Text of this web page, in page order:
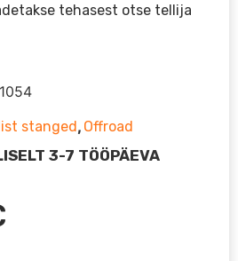
tehasest otse tellija
stanged, Offroad
3-7 TÖÖPÄEVA